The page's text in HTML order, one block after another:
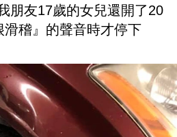
朋友17歲的女兒還開了20
稽』的聲音時才停下